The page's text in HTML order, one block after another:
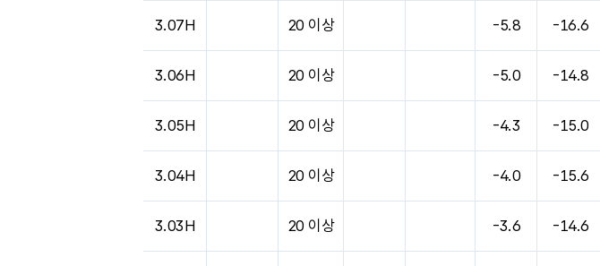
3.07H 20 이상 -5.8 -16.6
3.06H 20 이상 -5.0 -14.8
3.05H 20 이상 -4.3 -15.0
3.04H 20 이상 -4.0 -15.6
3.03H 20 이상 -3.6 -14.6